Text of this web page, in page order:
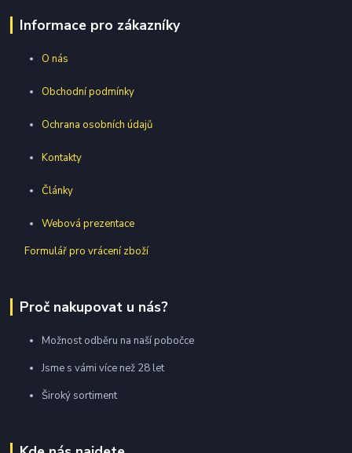
Informace pro zákazníky
O nás
Obchodní podmínky
Ochrana osobních údajů
Kontakty
Články
Webová prezentace
Formulář pro vrácení zboží
Proč nakupovat u nás?
Možnost odběru na naší pobočce
Jsme s vámi více než 28 let
Široký sortiment